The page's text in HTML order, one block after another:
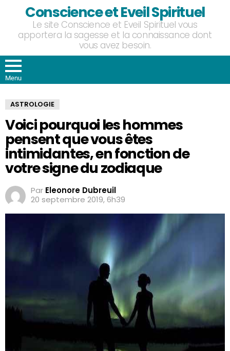
Conscience et Eveil Spirituel
Le site Conscience et Eveil Spirituel vous
apportera la sagesse et la connaissance dont
vous avez besoin.
Menu
ASTROLOGIE
Voici pourquoi les hommes
pensent que vous êtes
intimidantes, en fonction de
votre signe du zodiaque
Par Eleonore Dubreuil
20 septembre 2019, 6h39